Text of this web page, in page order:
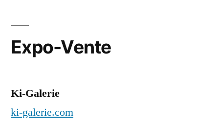
Expo-Vente
Ki-Galerie
ki-galerie.com